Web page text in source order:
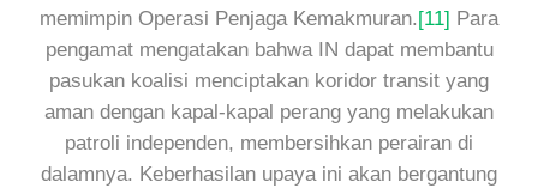
memimpin Operasi Penjaga Kemakmuran.[11] Para
pengamat mengatakan bahwa IN dapat membantu
pasukan koalisi menciptakan koridor transit yang
aman dengan kapal-kapal perang yang melakukan
patroli independen, membersihkan perairan di
dalamnya. Keberhasilan upaya ini akan bergantung